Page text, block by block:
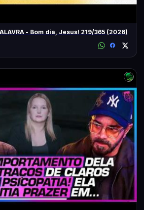
- Bom dia, Jesus! 219/365 (2026)